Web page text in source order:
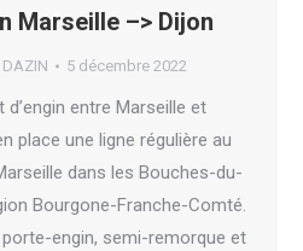
Marseille –> Dijon
5 décembre 2022
entre Marseille et
place une ligne régulière au
dans les Bouches-du-
Bourgone-Franche-Comté.
engin, semi-remorque et